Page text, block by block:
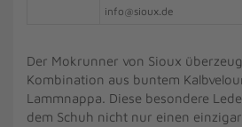
info@sioux.de
Der Mokrunner von Sioux
Kombination aus buntem
Lammnappa. Diese besondere
dem Schuh nicht nur einen